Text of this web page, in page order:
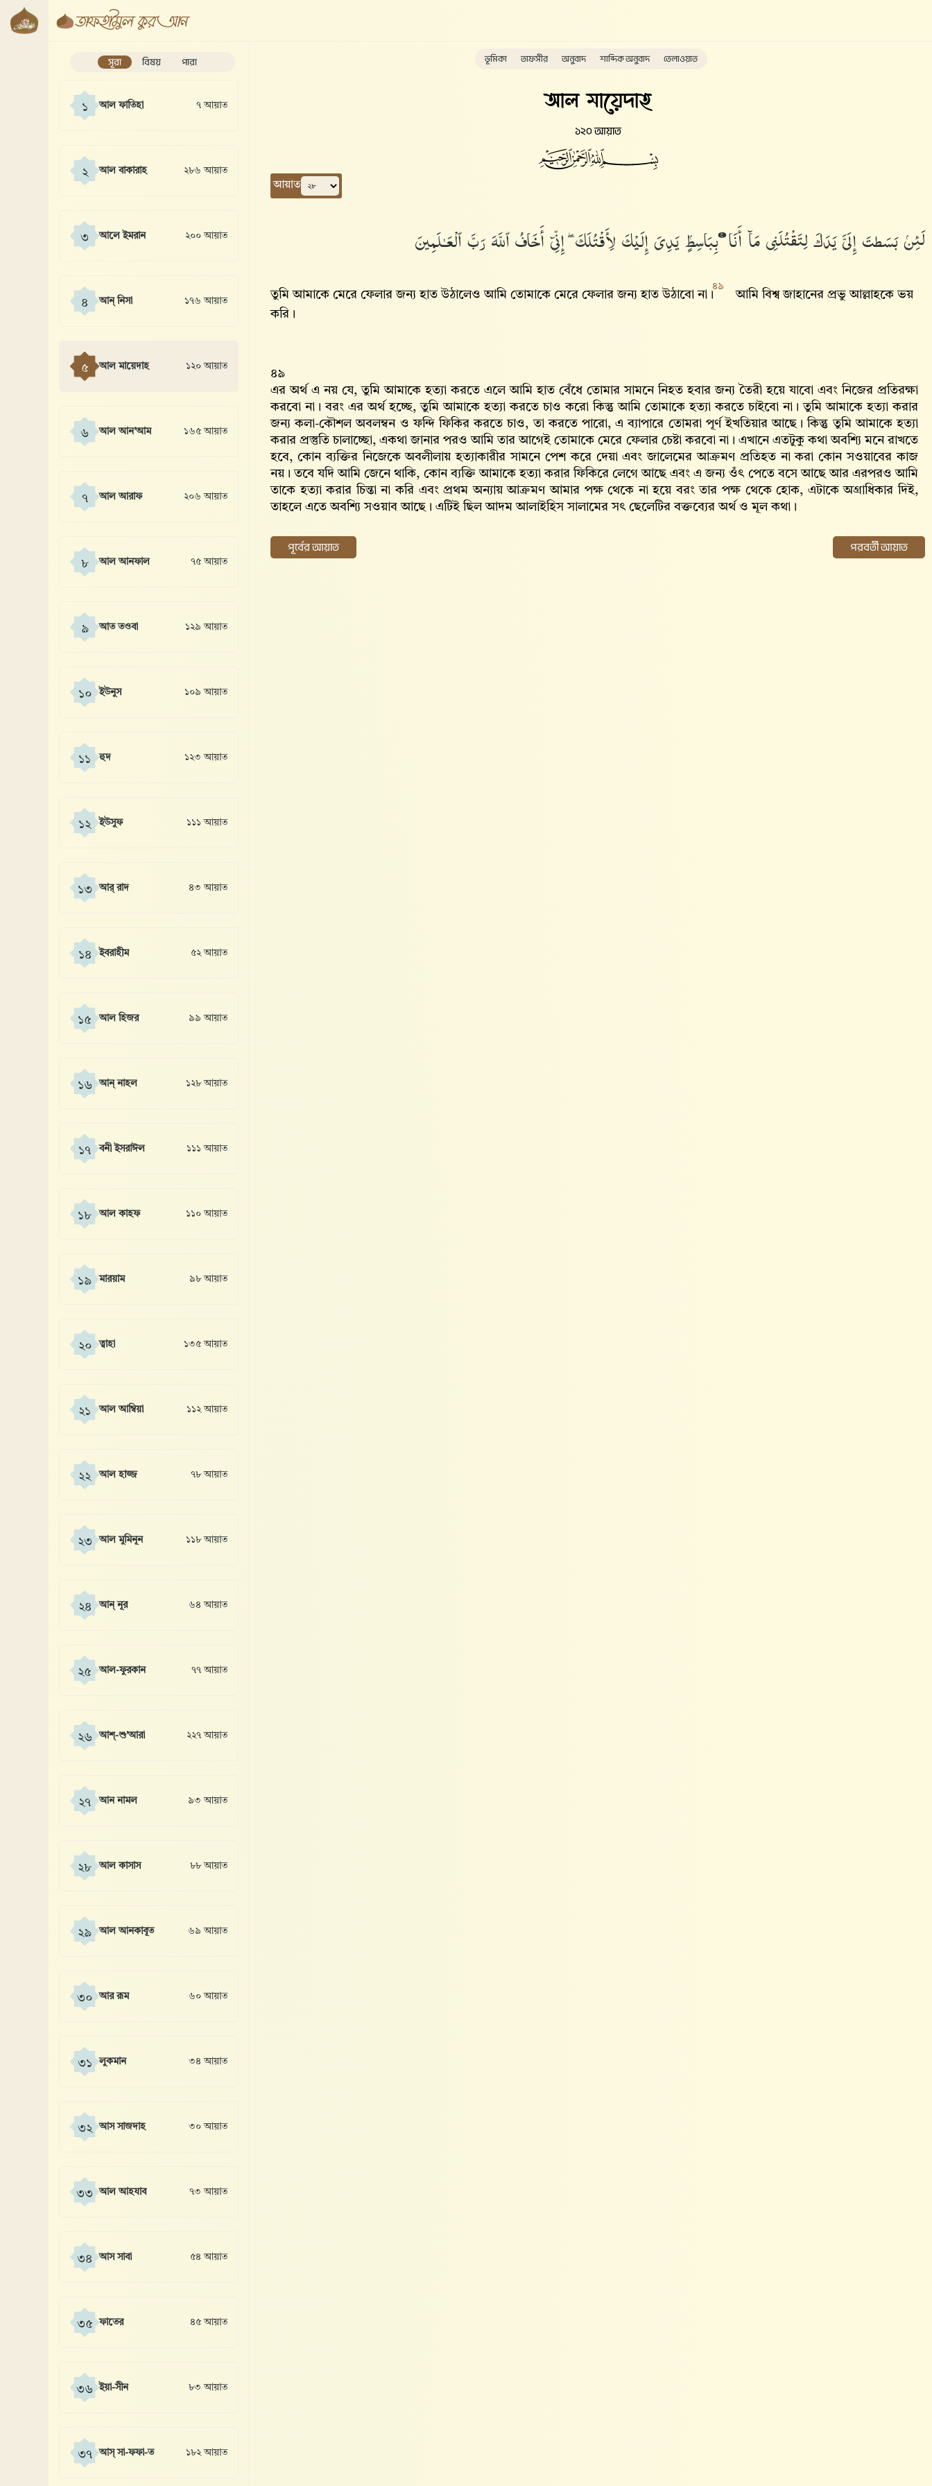
সূরা বিষয় পারা
১ আল ফাতিহা ৭ আয়াত
২ আল বাকারাহ ২৮৬ আয়াত
৩ আলে ইমরান ২০০ আয়াত
৪ আন্ নিসা ১৭৬ আয়াত
৫ আল মায়েদাহ ১২০ আয়াত
৬ আল আন'আম ১৬৫ আয়াত
৭ আল আরাফ ২০৬ আয়াত
৮ আল আনফাল ৭৫ আয়াত
৯ আত তওবা ১২৯ আয়াত
১০ ইউনুস ১০৯ আয়াত
১১ হুদ ১২৩ আয়াত
১২ ইউসুফ ১১১ আয়াত
১৩ আর্ রাদ ৪৩ আয়াত
১৪ ইবরাহীম ৫২ আয়াত
১৫ আল হিজর ৯৯ আয়াত
১৬ আন্ নাহল ১২৮ আয়াত
১৭ বনী ইসরাঈল ১১১ আয়াত
১৮ আল কাহফ ১১০ আয়াত
১৯ মারয়াম ৯৮ আয়াত
২০ ত্বাহা ১৩৫ আয়াত
২১ আল আম্বিয়া ১১২ আয়াত
২২ আল হাজ্জ ৭৮ আয়াত
২৩ আল মুমিনূন ১১৮ আয়াত
২৪ আন্ নূর ৬৪ আয়াত
২৫ আল-ফুরকান ৭৭ আয়াত
২৬ আশ্-শু’আরা ২২৭ আয়াত
২৭ আন নামল ৯৩ আয়াত
২৮ আল কাসাস ৮৮ আয়াত
২৯ আল আনকাবূত ৬৯ আয়াত
৩০ আর রূম ৬০ আয়াত
৩১ লুকমান ৩৪ আয়াত
৩২ আস সাজদাহ ৩০ আয়াত
৩৩ আল আহযাব ৭৩ আয়াত
৩৪ আস সাবা ৫৪ আয়াত
৩৫ ফাতের ৪৫ আয়াত
৩৬ ইয়া-সীন ৮৩ আয়াত
৩৭ আস্ সা-ফফা-ত ১৮২ আয়াত
ভূমিকা তাফসীর অনুবাদ শাব্দিক অনুবাদ তেলাওয়াত
আল মায়েদাহ
১২০ আয়াত
আয়াত
لَئِنۢ بَسَطتَ إِلَىَّ يَدَكَ لِتَقْتُلَنِى مَآ أَنَا۠ بِبَاسِطٍۢ يَدِىَ إِلَيْكَ لِأَقْتُلَكَ ۖ إِنِّىٓ أَخَافُ ٱللَّهَ رَبَّ ٱلْعَـٰلَمِينَ
তুমি আমাকে মেরে ফেলার জন্য হাত উঠালেও আমি তোমাকে মেরে ফেলার জন্য হাত উঠাবো না।
৪৯
আমি বিশ্ব জাহানের প্রভু আল্লাহকে ভয়
করি।
৪৯
এর অর্থ এ নয় যে, তুমি আমাকে হত্যা করতে এলে আমি হাত বেঁধে তোমার সামনে নিহত হবার জন্য তৈরী হয়ে যাবো এবং নিজের প্রতিরক্ষা
করবো না। বরং এর অর্থ হচ্ছে, তুমি আমাকে হত্যা করতে চাও করো কিন্তু আমি তোমাকে হত্যা করতে চাইবো না। তুমি আমাকে হত্যা করার
জন্য কলা-কৌশল অবলম্বন ও ফন্দি ফিকির করতে চাও, তা করতে পারো, এ ব্যাপারে তোমরা পূর্ণ ইখতিয়ার আছে। কিন্তু তুমি আমাকে হত্যা
করার প্রস্তুতি চালাচ্ছো, একথা জানার পরও আমি তার আগেই তোমাকে মেরে ফেলার চেষ্টা করবো না। এখানে এতটুকু কথা অবশ্যি মনে রাখতে
হবে, কোন ব্যক্তির নিজেকে অবলীলায় হত্যাকারীর সামনে পেশ করে দেয়া এবং জালেমের আক্রমণ প্রতিহত না করা কোন সওয়াবের কাজ
নয়। তবে যদি আমি জেনে থাকি, কোন ব্যক্তি আমাকে হত্যা করার ফিকিরে লেগে আছে এবং এ জন্য ওঁৎ পেতে বসে আছে আর এরপরও আমি
তাকে হত্যা করার চিন্তা না করি এবং প্রথম অন্যায় আক্রমণ আমার পক্ষ থেকে না হয়ে বরং তার পক্ষ থেকে হোক, এটাকে অগ্রাধিকার দিই,
তাহলে এতে অবশ্যি সওয়াব আছে। এটিই ছিল আদম আলাইহিস সালামের সৎ ছেলেটির বক্তব্যের অর্থ ও মূল কথা।
পূর্বের আয়াত পরবর্তী আয়াত